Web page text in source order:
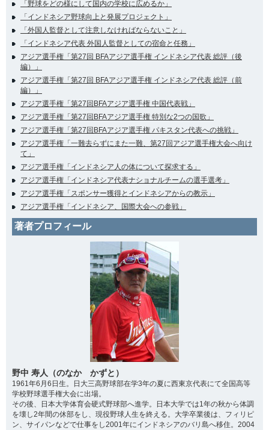
「野球をどの様にして国内の学校に広めるか」
「インドネシア野球向上と発展プロジェクト」
「外国人監督として注意しなければならないこと」
「インドネシア代表 外国人監督としての宿命と任務」
アジア選手権「第27回 BFAアジア選手権 インドネシア代表 総評（後
編）」
アジア選手権「第27回 BFAアジア選手権 インドネシア代表 総評（前
編）」
アジア選手権「第27回BFAアジア選手権 中国代表戦」
アジア選手権「第27回BFAアジア選手権 特別な2つの国歌」
アジア選手権「第27回BFAアジア選手権 パキスタン代表への挑戦」
アジア選手権「一難去らずにまた一難、第27回アジア選手権大会へ向け
て」
アジア選手権「インドネシア人の体について探求する」
アジア選手権「インドネシア代表ナショナルチームの選手選考」
アジア選手権「スポンサー獲得とインドネシアからの教示」
アジア選手権「インドネシア、国際大会への参戦」
著者プロフィール
野中 寿人（のなか かずと）
1961年6月6日生。日大三高野球部在学3年の夏に西東京代表にて全国高等
学校野球選手権大会に出場。
その後、日本大学体育会硬式野球部へ進学。日本大学では1年の秋から体調
を壊し2年間の休部をし、現役野球人生を終える。大学卒業後は、フィリピ
ン、サイパンなどで仕事をし2001年にインドネシアのバリ島へ移住。2004